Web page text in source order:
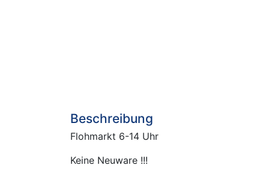
Beschreibung
Flohmarkt 6-14 Uhr
Keine Neuware !!!